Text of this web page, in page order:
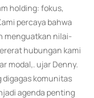
holding: fokus,
percaya bahwa
menguatkan nilai-
hubungan kami
modal,. ujar Denny.
digagas komunitas
agenda penting